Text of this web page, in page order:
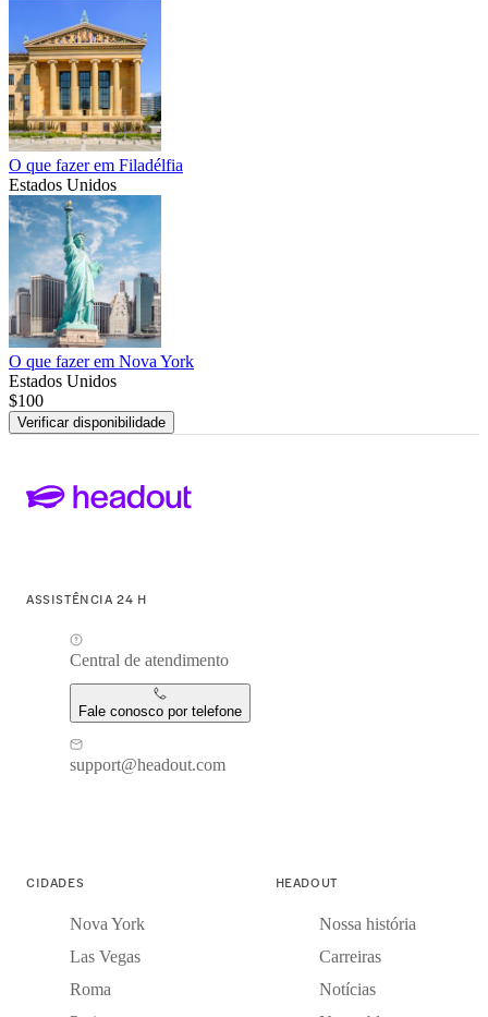
O que fazer em Filadélfia
Estados Unidos
O que fazer em Nova York
Estados Unidos
$100
Verificar disponibilidade
ASSISTÊNCIA 24 H
Central de atendimento
Fale conosco por telefone
support@headout.com
CIDADES
Nova York
Las Vegas
Roma
HEADOUT
Nossa história
Carreiras
Notícias